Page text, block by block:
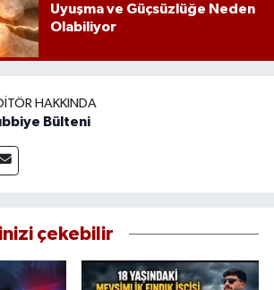
Uyuşma ve Güçsüzlüğe Neden
Olabiliyor
HAKKINDA
Bülteni
çekebilir